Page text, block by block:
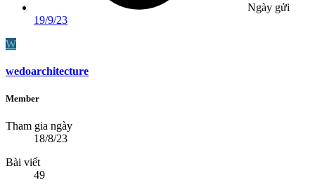
Ngày gửi
19/9/23
W
wedoarchitecture
Member
Tham gia ngày
18/8/23
Bài viết
49